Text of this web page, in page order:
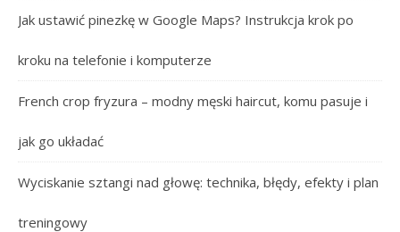
Jak ustawić pinezkę w Google Maps? Instrukcja krok po
kroku na telefonie i komputerze
French crop fryzura – modny męski haircut, komu pasuje i
jak go układać
Wyciskanie sztangi nad głowę: technika, błędy, efekty i plan
treningowy